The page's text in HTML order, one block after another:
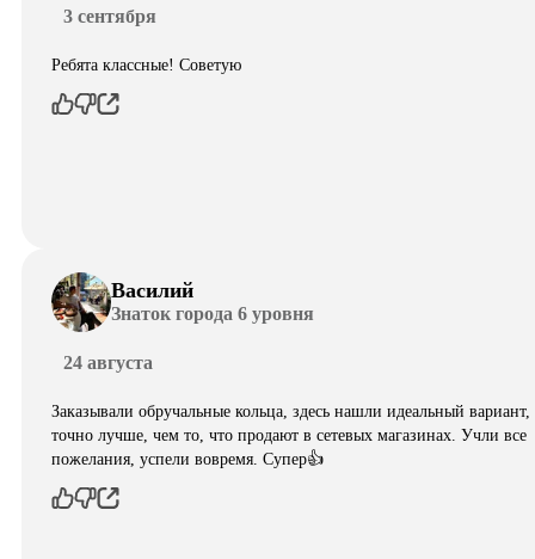
3 сентября
Ребята классные! Советую
Василий
Знаток города 6 уровня
24 августа
Заказывали обручальные кольца, здесь нашли идеальный вариант,
точно лучше, чем то, что продают в сетевых магазинах. Учли все
пожелания, успели вовремя. Супер👍